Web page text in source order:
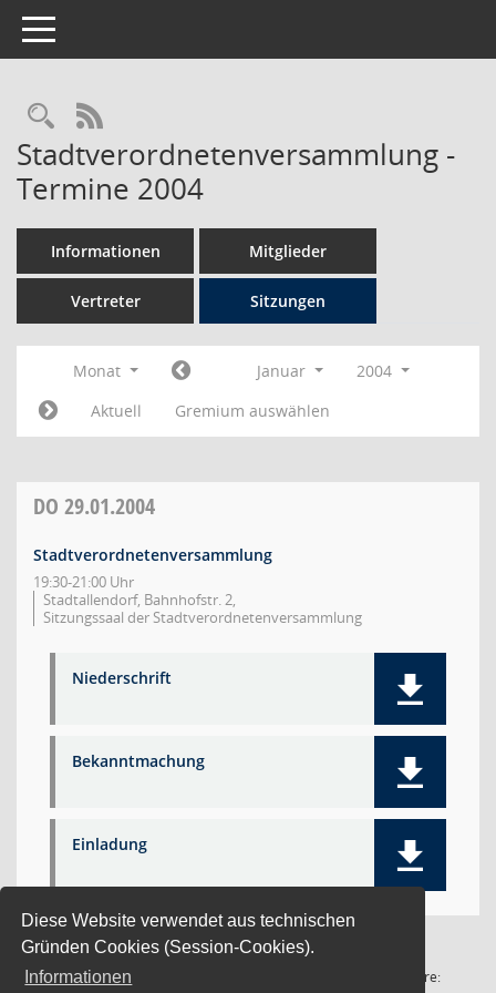
Diese Website verwendet aus technischen
Gründen Cookies (Session-Cookies).
Informationen
Toggle navigation
Rechercheauswahl
RSS-Feed
Stadtverordnetenversammlung -
Termine 2004
Informationen Mitglieder
Vertreter Sitzungen
Monat Januar
2004
Aktuell
Gremium auswählen
DO 29.01.2004
Stadtverordnetenversammlung
19:30-21:00 Uhr
Stadtallendorf, Bahnhofstr. 2,
Sitzungssaal der Stadtverordnetenversammlung
Niederschrift
Bekanntmachung
Einladung
1 Satz
Software: